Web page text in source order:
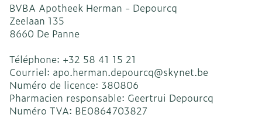
BVBA Apotheek Herman - Depourcq
Zeelaan 135
8660 De Panne
Téléphone: +32 58 41 15 21
Courriel: apo.herman.depourcq@skynet.be
Numéro de licence: 380806
Pharmacien responsable: Geertrui Depourcq
Numéro TVA: BE0864703827